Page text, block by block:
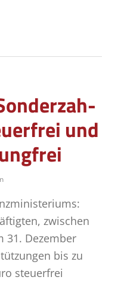
und
zwischen
31. Dezember
bis zu
steuerfrei